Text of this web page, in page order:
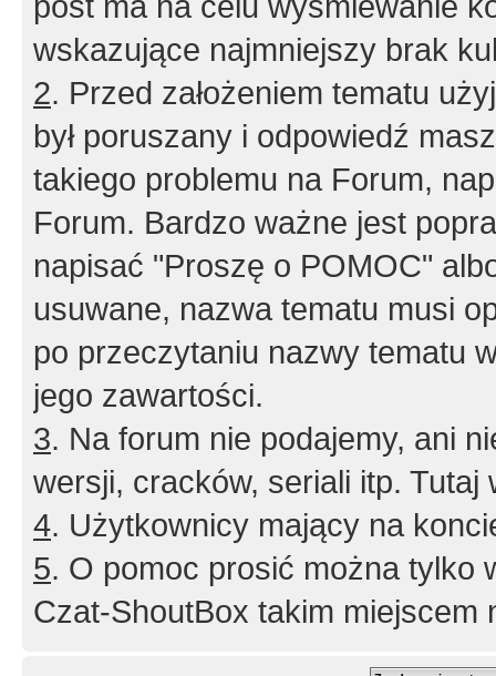
wskazujące najmniejszy brak
2. Przed założeniem tematu
był poruszany i odpowiedź
takiego problemu na Forum,
Forum. Bardzo ważne jest
napisać "Proszę o POMOC"
usuwane, nazwa tematu musi
po przeczytaniu nazwy tematu
jego zawartości.
3. Na forum nie podajemy, ani
wersji, cracków, seriali itp. Tutaj
4. Użytkownicy mający na
5. O pomoc prosić można tylko
Czat-ShoutBox takim miejscem